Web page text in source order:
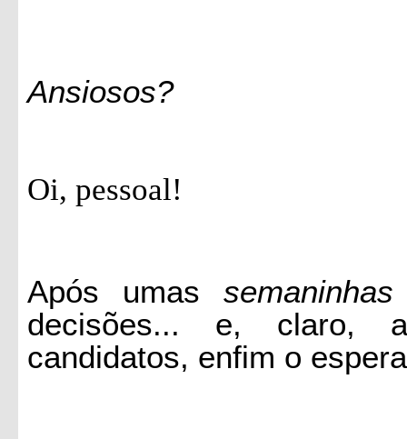
Ansiosos?
Oi, pessoal!
Após umassemaninhas
decisões... e, claro,
candidatos, enfim o